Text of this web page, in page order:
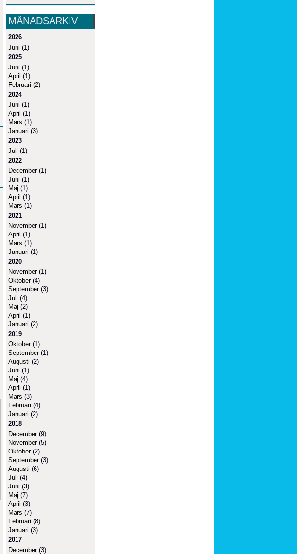
MÅNADSARKIV
2026
Juni (1)
2025
Juni (1)
April (1)
Februari (2)
2024
Juni (1)
April (1)
Mars (1)
Januari (3)
2023
Juli (1)
2022
December(1)
Juni (1)
Maj (1)
April (1)
Mars (1)
2021
November(1)
April (1)
Mars (1)
Januari (1)
2020
November(1)
Oktober(4)
September(3)
Juli (4)
Maj (2)
April (1)
Januari (2)
2019
Oktober(1)
September(1)
Augusti (2)
Juni (1)
Maj (4)
April (1)
Mars (3)
Februari (4)
Januari (2)
2018
December(9)
November(5)
Oktober(2)
September(3)
Augusti (6)
Juli (4)
Juni (3)
Maj (7)
April (3)
Mars (7)
Februari (8)
Januari (3)
2017
December(3)